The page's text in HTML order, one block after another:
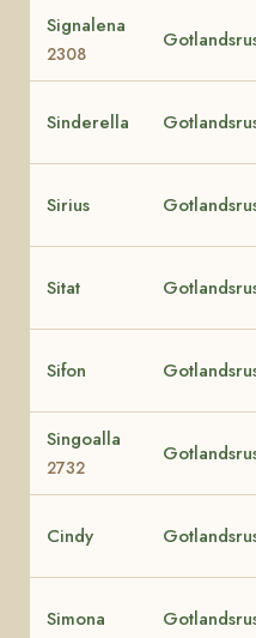
Signalena
2308
Sinderella
Sirius
Sitat
Sifon
Singoalla
2732
Cindy
Simona